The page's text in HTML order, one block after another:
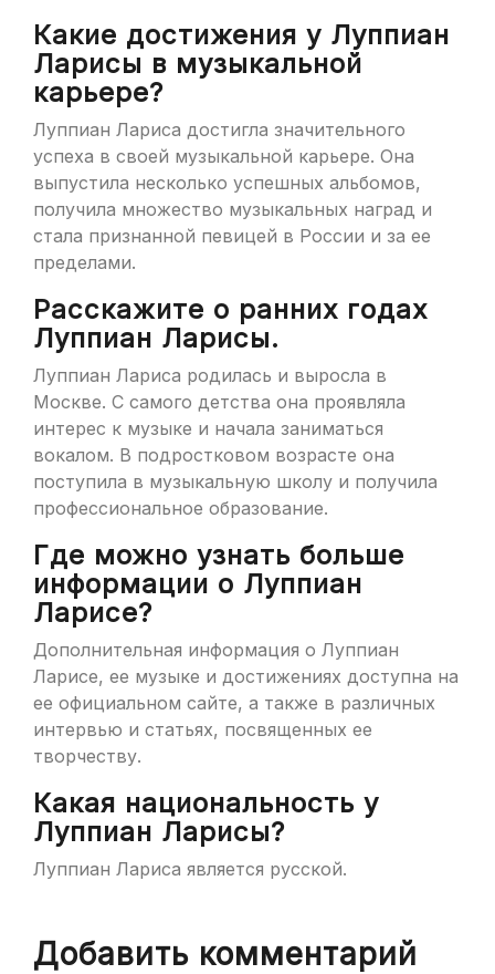
Какие достижения у Луппиан
Ларисы в музыкальной
карьере?
Луппиан Лариса достигла значительного
успеха в своей музыкальной карьере. Она
выпустила несколько успешных альбомов,
получила множество музыкальных наград и
стала признанной певицей в России и за ее
пределами.
Расскажите о ранних годах
Луппиан Ларисы.
Луппиан Лариса родилась и выросла в
Москве. С самого детства она проявляла
интерес к музыке и начала заниматься
вокалом. В подростковом возрасте она
поступила в музыкальную школу и получила
профессиональное образование.
Где можно узнать больше
информации о Луппиан
Ларисе?
Дополнительная информация о Луппиан
Ларисе, ее музыке и достижениях доступна на
ее официальном сайте, а также в различных
интервью и статьях, посвященных ее
творчеству.
Какая национальность у
Луппиан Ларисы?
Луппиан Лариса является русской.
Добавить комментарий